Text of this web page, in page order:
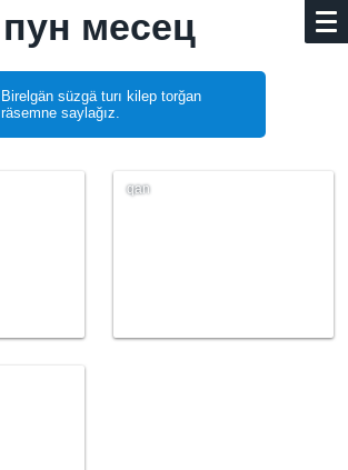
пун месец
Birelgän süzgä turı kilep torğan
räsemne saylağız.
qan